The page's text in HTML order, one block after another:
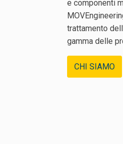
e componenti
trattamento
gamma delle
CHI SIAMO